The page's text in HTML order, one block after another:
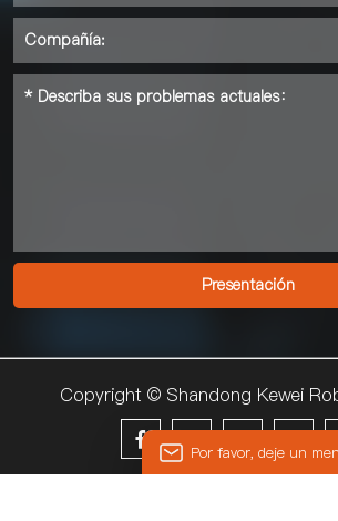
Copyright © Shandong Kewei

Por favor, deje un